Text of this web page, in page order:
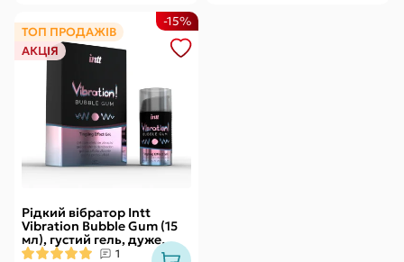
ТОП ПРОДАЖІВ
АКЦІЯ
Рідкий вібратор Intt
Vibration Bubble Gum (15
мл), густий гель, дуже
смачний, діє до 30 хвилин
1
-15%